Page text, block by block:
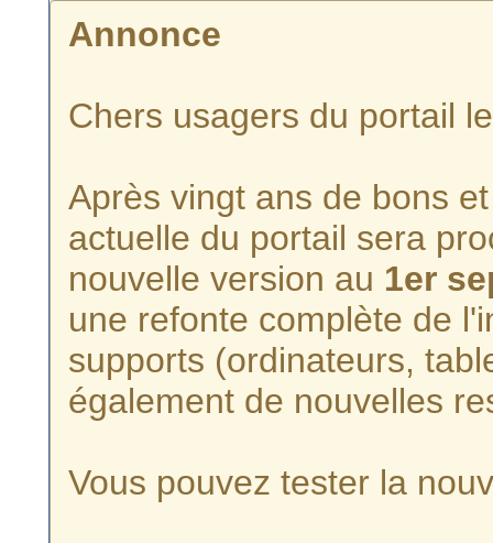
Annonce
Chers usagers du portail
Après vingt ans de bons
actuelle du portail sera
nouvelle version au 1er
une refonte complète de
supports (ordinateurs,
également de nouvelles
Vous pouvez tester la